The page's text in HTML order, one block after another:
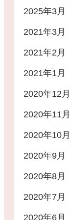
2025年3月
2021年3月
2021年2月
2021年1月
2020年12月
2020年11月
2020年10月
2020年9月
2020年8月
2020年7月
2020年6月